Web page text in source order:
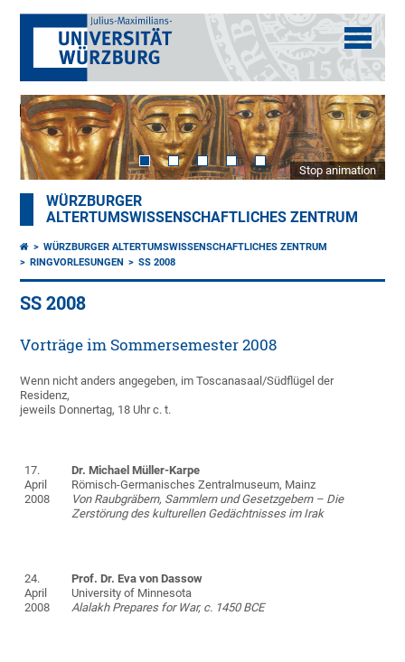
Stop animation
WÜRZBURGER
ALTERTUMSWISSENSCHAFTLICHES ZENTRUM
WÜRZBURGER ALTERTUMSWISSENSCHAFTLICHES ZENTRUM
RINGVORLESUNGEN
SS 2008
SS 2008
Vorträge im Sommersemester 2008
Wenn nicht anders angegeben, im Toscanasaal/Südflügel der
Residenz,
jeweils Donnertag, 18 Uhr c. t.
17.
April
2008
Dr. Michael Müller-Karpe
Römisch-Germanisches Zentralmuseum, Mainz
Von Raubgräbern, Sammlern und Gesetzgebern – Die
Zerstörung des kulturellen Gedächtnisses im Irak
24.
April
2008
Prof. Dr. Eva von Dassow
University of Minnesota
Alalakh Prepares for War, c. 1450 BCE